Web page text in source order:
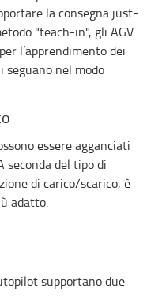
la consegna just-
"teach-in", gli AGV
l’apprendimento dei
seguano nel modo
essere agganciati
seconda del tipo di
di carico/scarico, è
adatto.
supportano due